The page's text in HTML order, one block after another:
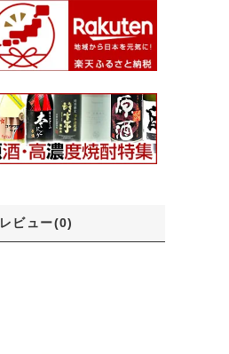
レビュー(0)